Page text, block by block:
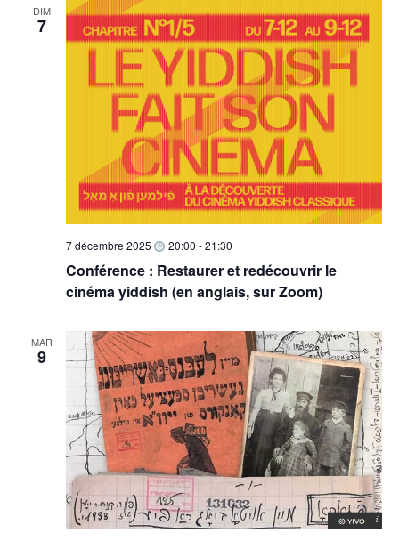
DIM
7
Conférence : Restaurer et redécouvrir le
cinéma yiddish (en anglais, sur Zoom)
7 décembre 2025 20:00 -21:30
MAR
9